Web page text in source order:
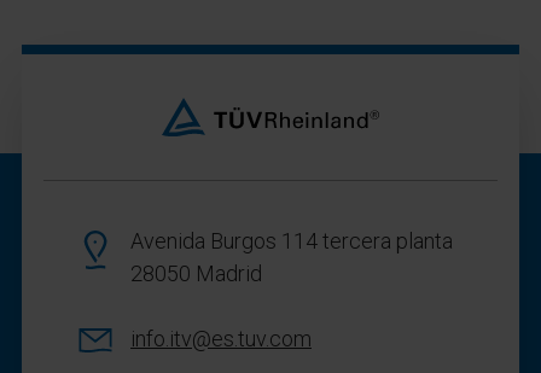
Avenida Burgos 114 tercera planta
28050 Madrid
info.itv@es.tuv.com